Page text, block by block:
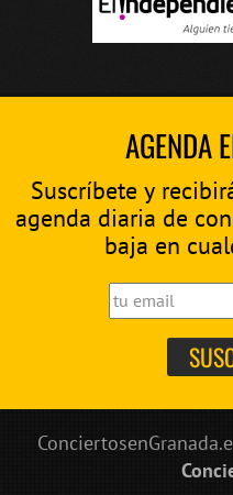
AGENDA
Suscríbete y
agenda diaria de
baja en